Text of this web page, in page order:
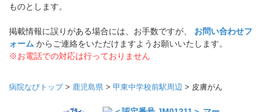
ものとします。
掲載情報に誤りがある場合には、お手数ですが、 お問い合わせフ
ォーム からご連絡をいただけますようお願いいたします。
※お電話での対応は行っておりません
病院なびトップ> 鹿児島県 > 甲東中学校前駅周辺 > 皮膚がん